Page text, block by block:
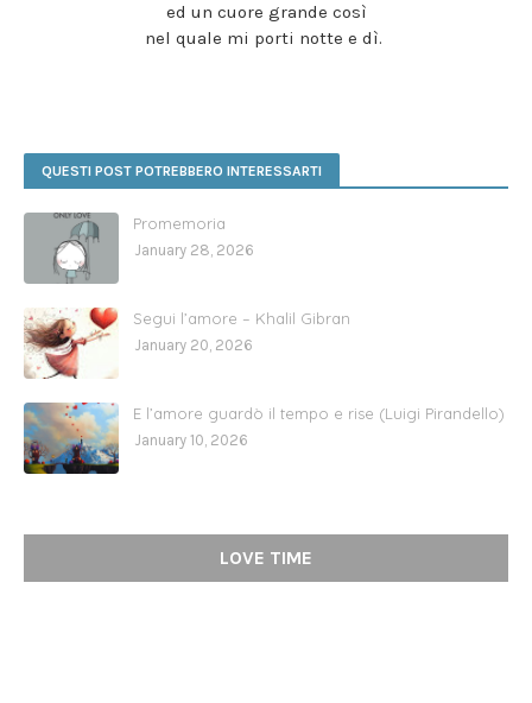
ed un cuore grande così
nel quale mi porti notte e dì.
QUESTI POST POTREBBERO INTERESSARTI
Promemoria
January 28, 2026
Segui l’amore – Khalil Gibran
January 20, 2026
E l’amore guardò il tempo e rise (Luigi Pirandello)
January 10, 2026
LOVE TIME